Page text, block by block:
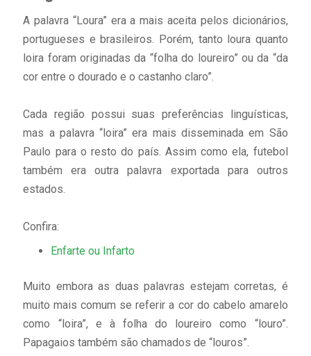
A palavra “Loura” era a mais aceita pelos dicionários,
portugueses e brasileiros. Porém, tanto loura quanto
loira foram originadas da “folha do loureiro” ou da “da
cor entre o dourado e o castanho claro”.
Cada região possui suas preferências linguísticas,
mas a palavra “loira” era mais disseminada em São
Paulo para o resto do país. Assim como ela, futebol
também era outra palavra exportada para outros
estados.
Confira:
Enfarte ou Infarto
Muito embora as duas palavras estejam corretas, é
muito mais comum se referir a cor do cabelo amarelo
como “loira”, e à folha do loureiro como “louro”.
Papagaios também são chamados de “louros”.